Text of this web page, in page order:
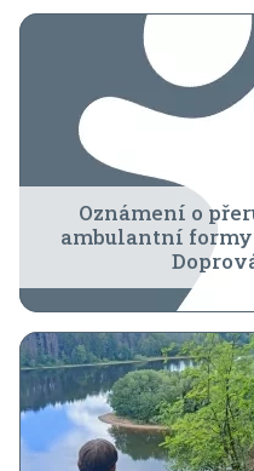
Oznámení o
ambulantní